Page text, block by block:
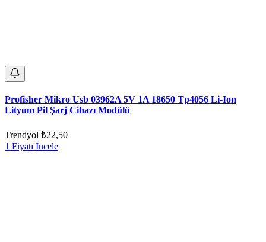
Profisher Mikro Usb 03962A 5V 1A 18650 Tp4056 Li-Ion
Lityum Pil Şarj Cihazı Modülü
Trendyol ₺22,50
1 Fiyatı İncele